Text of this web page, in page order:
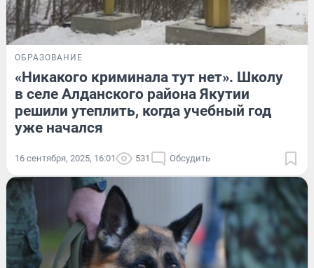
ОБРАЗОВАНИЕ
«Никакого криминала тут нет». Школу
в селе Алданского района Якутии
решили утеплить, когда учебный год
уже начался
16 сентября, 2025, 16:01 531 Обсудить